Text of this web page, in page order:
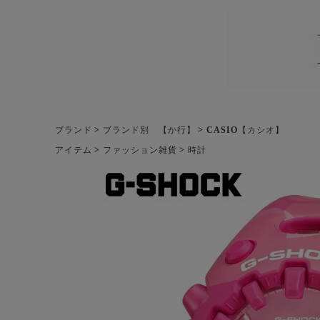
ブランド ブランド別 【か行】
CASIO【カシオ】
アイテム
ファッション雑貨 時計